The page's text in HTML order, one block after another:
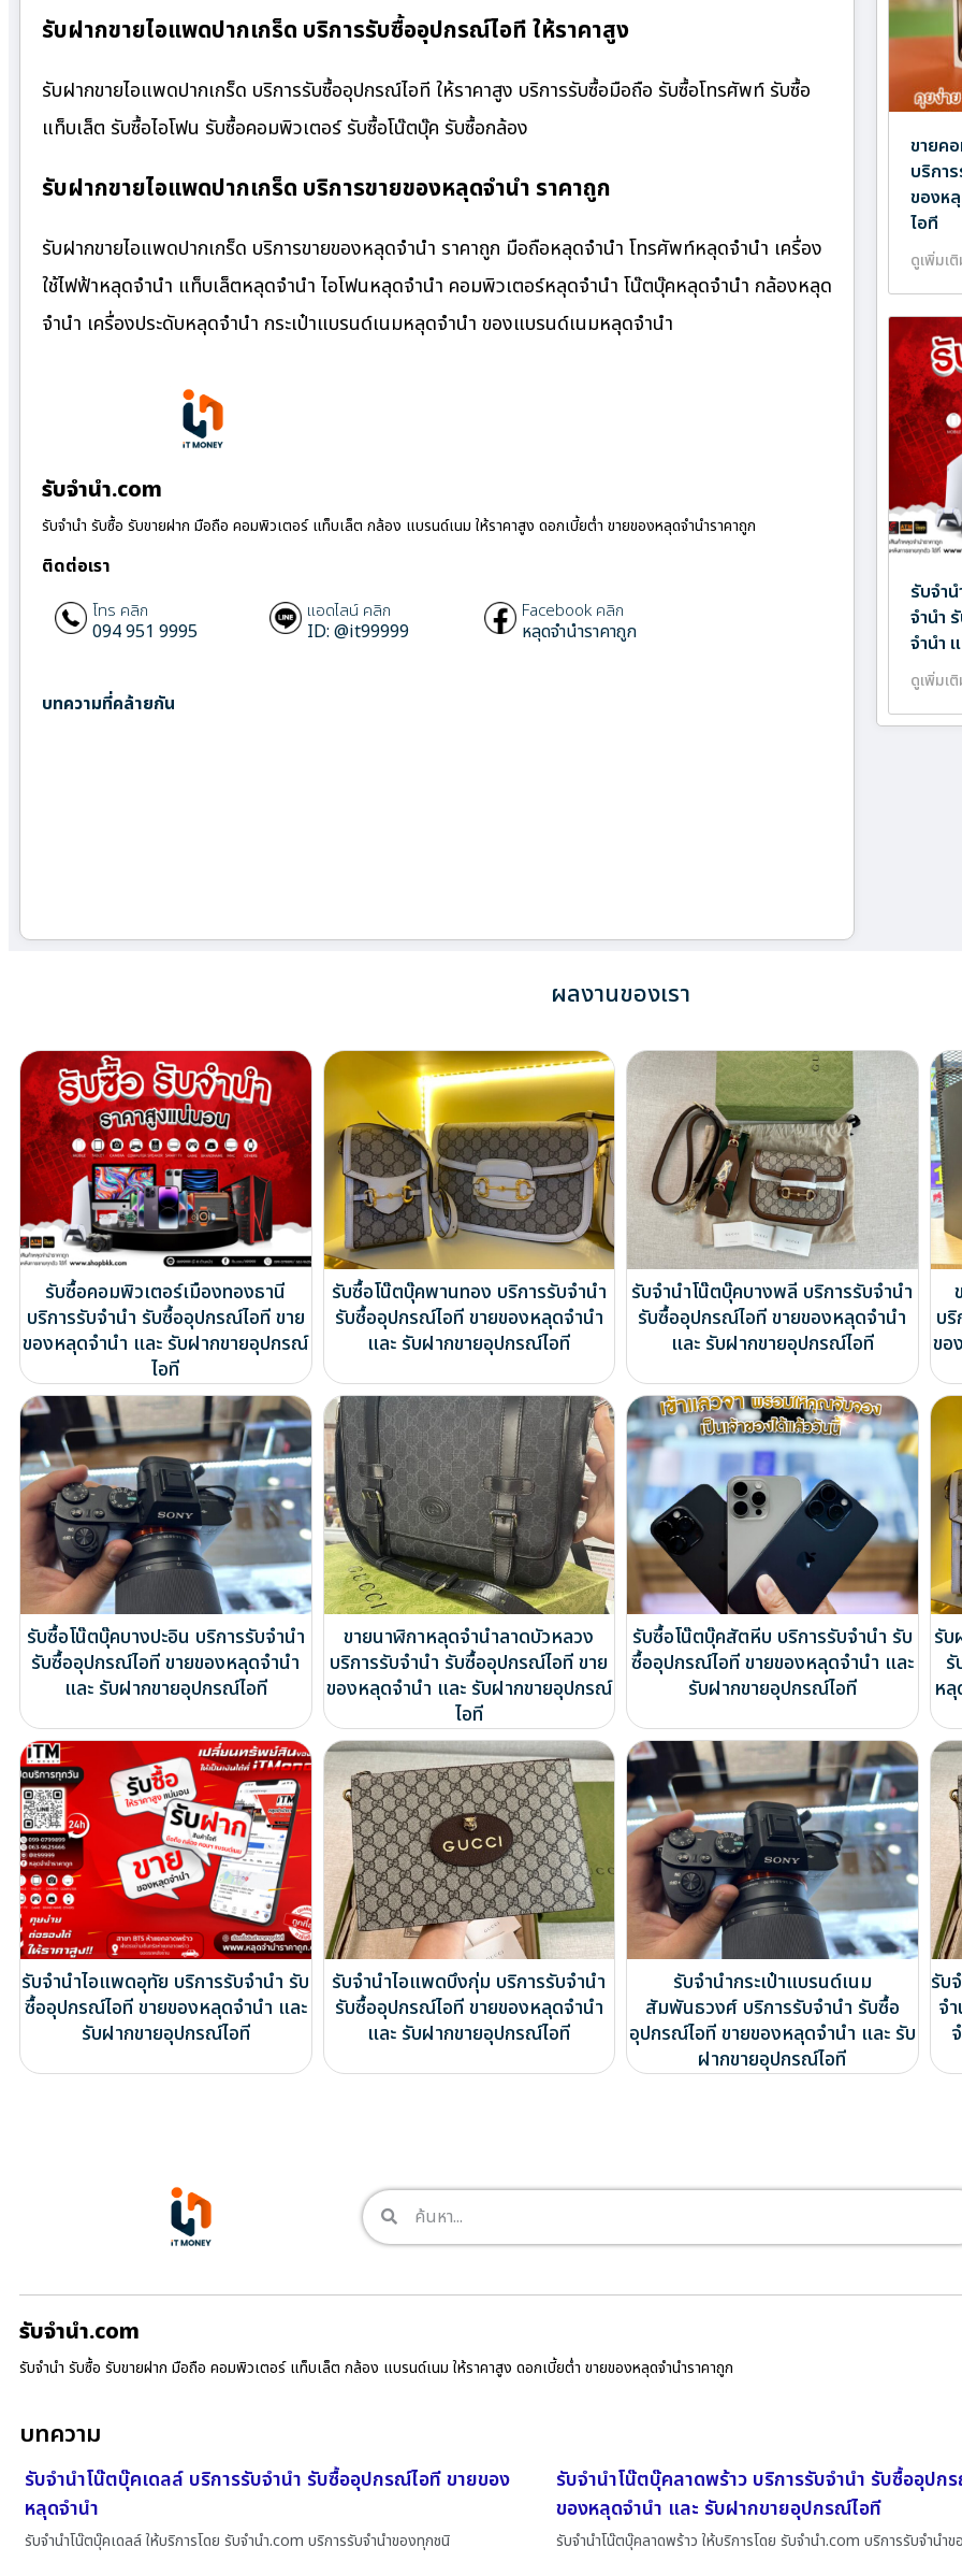
รับฝากขายไอแพดปากเกร็ด บริการรับซื้ออุปกรณ์ไอที ให้ราคาสูง
รับฝากขายไอแพดปากเกร็ด บริการรับซื้ออุปกรณ์ไอที ให้ราคาสูง บริการรับซื้อมือถือ รับซื้อโทรศัพท์ รับซื้อ
แท็บเล็ต รับซื้อไอโฟน รับซื้อคอมพิวเตอร์ รับซื้อโน๊ตบุ๊ค รับซื้อกล้อง
รับฝากขายไอแพดปากเกร็ด บริการขายของหลุดจำนำ ราคาถูก
รับฝากขายไอแพดปากเกร็ด บริการขายของหลุดจำนำ ราคาถูก มือถือหลุดจำนำ โทรศัพท์หลุดจำนำ เครื่อง
ใช้ไฟฟ้าหลุดจำนำ แท็บเล็ตหลุดจำนำ ไอโฟนหลุดจำนำ คอมพิวเตอร์หลุดจำนำ โน๊ตบุ๊คหลุดจำนำ กล้องหลุด
จำนำ เครื่องประดับหลุดจำนำ กระเป๋าแบรนด์เนมหลุดจำนำ ของแบรนด์เนมหลุดจำนำ
รับจํานํา.com
รับจำนำ รับซื้อ รับขายฝาก มือถือ คอมพิวเตอร์ แท็บเล็ต กล้อง แบรนด์เนม ให้ราคาสูง ดอกเบี้ยต่ำ ขายของหลุดจำนำราคาถูก
ติดต่อเรา
โทร คลิก
094 951 9995
แอดไลน์ คลิก
ID: @it99999
Facebook คลิก
หลุดจำนำราคาถูก
บทความที่คล้ายกัน
ขายค
บริกา
ของห
ไอที
ดูเพิ่มเ
รับจำ
จำนำ
จำนำ
ดูเพิ่มเ
ผลงานของเรา
รับซื้อคอมพิวเตอร์เมืองทองธานี
บริการรับจำนำ รับซื้ออุปกรณ์ไอที ขาย
ของหลุดจำนำ และ รับฝากขายอุปกรณ์
ไอที
รับซื้อโน๊ตบุ๊คพานทอง บริการรับจำนำ
รับซื้ออุปกรณ์ไอที ขายของหลุดจำนำ
และ รับฝากขายอุปกรณ์ไอที
รับจำนำโน๊ตบุ๊คบางพลี บริการรับจำนำ
รับซื้ออุปกรณ์ไอที ขายของหลุดจำนำ
และ รับฝากขายอุปกรณ์ไอที
บ
ขอ
รับซื้อโน๊ตบุ๊คบางปะอิน บริการรับจำนำ
รับซื้ออุปกรณ์ไอที ขายของหลุดจำนำ
และ รับฝากขายอุปกรณ์ไอที
ขายนาฬิกาหลุดจำนำลาดบัวหลวง
บริการรับจำนำ รับซื้ออุปกรณ์ไอที ขาย
ของหลุดจำนำ และ รับฝากขายอุปกรณ์
ไอที
รับซื้อโน๊ตบุ๊คสัตหีบ บริการรับจำนำ รับ
ซื้ออุปกรณ์ไอที ขายของหลุดจำนำ และ
รับฝากขายอุปกรณ์ไอที
รับ
ห
รับจำนำไอแพดอุทัย บริการรับจำนำ รับ
ซื้ออุปกรณ์ไอที ขายของหลุดจำนำ และ
รับฝากขายอุปกรณ์ไอที
รับจำนำไอแพดบึงกุ่ม บริการรับจำนำ
รับซื้ออุปกรณ์ไอที ขายของหลุดจำนำ
และ รับฝากขายอุปกรณ์ไอที
รับจำนำกระเป๋าแบรนด์เนม
สัมพันธวงศ์ บริการรับจำนำ รับซื้อ
อุปกรณ์ไอที ขายของหลุดจำนำ และ รับ
ฝากขายอุปกรณ์ไอที
รับ
จ
รับจํานํา.com
รับจำนำ รับซื้อ รับขายฝาก มือถือ คอมพิวเตอร์ แท็บเล็ต กล้อง แบรนด์เนม ให้ราคาสูง ดอกเบี้ยต่ำ ขายของหลุดจำนำราคาถูก
บทความ
รับจำนำโน๊ตบุ๊คเดลล์ บริการรับจำนำ รับซื้ออุปกรณ์ไอที ขายของ
หลุดจำนำ
รับจำนำโน๊ตบุ๊คเดลล์ ให้บริการโดย รับจํานํา.com บริการรับจำนำของทุกชนิ
รับจำนำโน๊ตบุ๊คลาดพร้าว บริการรับจำนำ รับซื้ออุปก
ของหลุดจำนำ และ รับฝากขายอุปกรณ์ไอที
รับจำนำโน๊ตบุ๊คลาดพร้าว ให้บริการโดย รับจํานํา.com บริการรับจำนำ